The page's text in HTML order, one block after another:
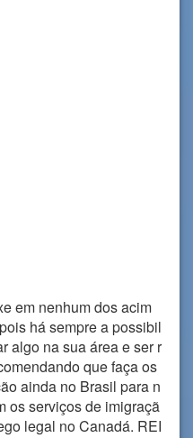
em nenhum dos acim
há sempre a possibil
algo na sua área e ser r
que faça os
ainda no Brasil para n
os serviços de imigraçã
legal no Canadá. REI